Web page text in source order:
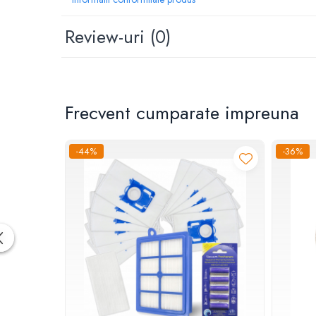
Dispozitive si Accesorii medicale
Uscatoare de par
Produse Mercerie
Lampi de Veghe Copii
Seturi Pictura si Desen
Vehicule si jucarii cu telecomanda
Laptop, Tablete & Telefoane
Caracteristici si beneficii
Irigatorul OxyJet de la Oral-B foloseste tehnologia cu
bacteriana. Amesteca aer si apa in forma microbulelor
este folosita impreuna cu o pasta de dinti specializata.
Review-uri (0)
Frecvent cumparate impreuna
-44% -36%